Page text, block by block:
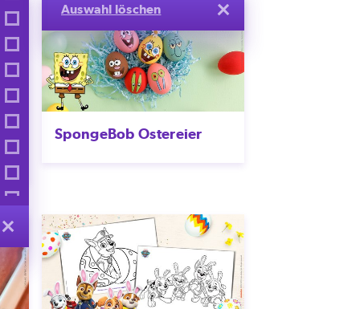
Auswahl löschen
SpongeBob Ostereier